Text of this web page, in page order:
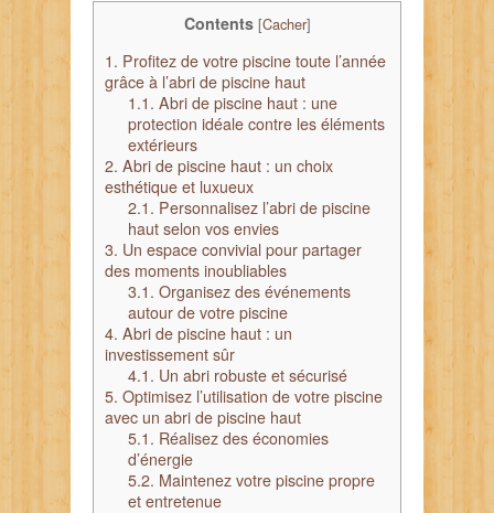
Contents [Cacher]
1. Profitez de votre piscine toute l’année
grâce à l’abri de piscine haut
1.1. Abri de piscine haut : une
protection idéale contre les éléments
extérieurs
2. Abri de piscine haut : un choix
esthétique et luxueux
2.1. Personnalisez l’abri de piscine
haut selon vos envies
3. Un espace convivial pour partager
des moments inoubliables
3.1. Organisez des événements
autour de votre piscine
4. Abri de piscine haut : un
investissement sûr
4.1. Un abri robuste et sécurisé
5. Optimisez l’utilisation de votre piscine
avec un abri de piscine haut
5.1. Réalisez des économies
d’énergie
5.2. Maintenez votre piscine propre
et entretenue